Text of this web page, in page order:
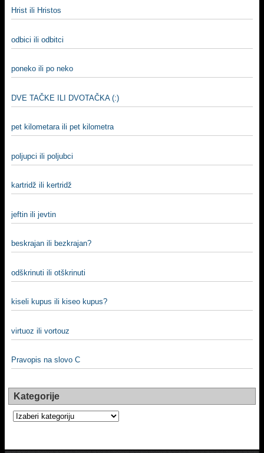
Hrist ili Hristos
odbici ili odbitci
poneko ili po neko
DVE TAČKE ILI DVOTAČKA (:)
pet kilometara ili pet kilometra
poljupci ili poljubci
kartridž ili kertridž
jeftin ili jevtin
beskrajan ili bezkrajan?
odškrinuti ili otškrinuti
kiseli kupus ili kiseo kupus?
virtuoz ili vortouz
Pravopis na slovo C
Kategorije
Kategorije